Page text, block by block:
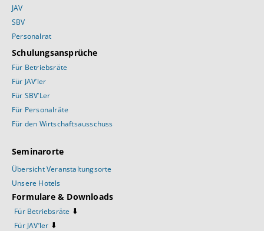
JAV
SBV
Personalrat
Schulungsansprüche
Für Betriebsräte
Für JAV’ler
Für SBV’Ler
Für Personalräte
Für den Wirtschaftsausschuss
Seminarorte
Übersicht Veranstaltungsorte
Unsere Hotels
Formulare & Downloads
Für Betriebsräte ⬇️
Für JAV’ler ⬇️